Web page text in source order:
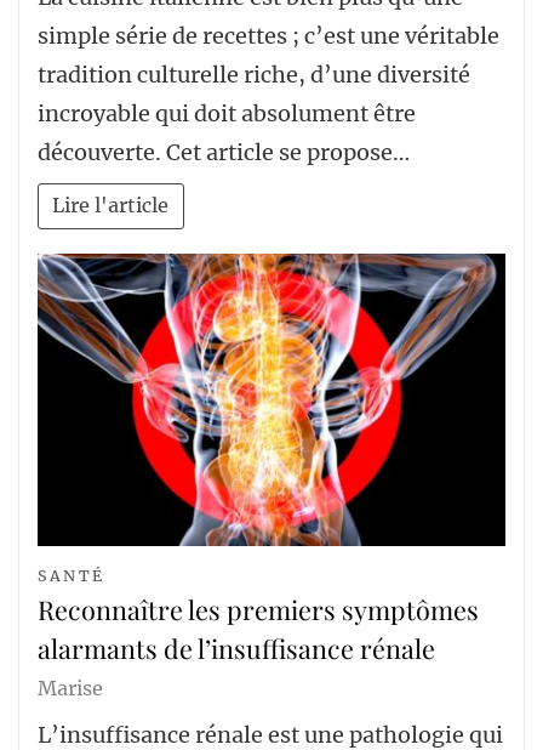
simple série de recettes ; c’est une véritable
tradition culturelle riche, d’une diversité
incroyable qui doit absolument être
découverte. Cet article se propose…
Lire l'article
SANTÉ
Reconnaître les premiers symptômes
alarmants de l’insuffisance rénale
Marise
L’insuffisance rénale est une pathologie qui